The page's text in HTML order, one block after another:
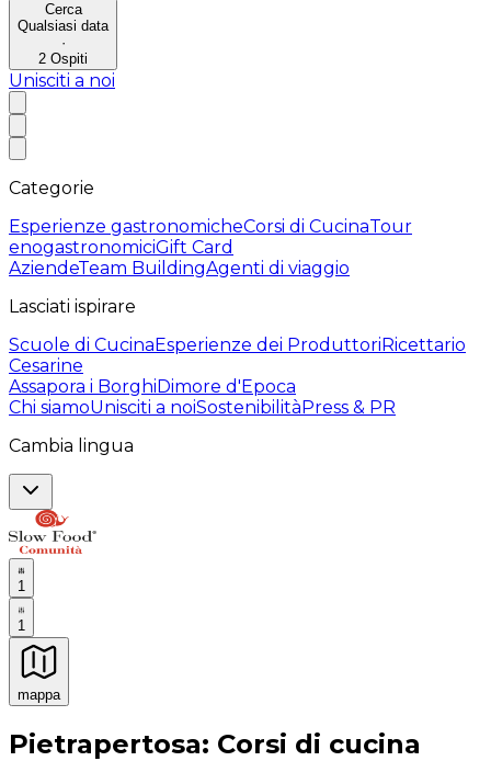
Cerca
Qualsiasi data
·
2 Ospiti
Unisciti a noi
Categorie
Esperienze gastronomicheCorsi di CucinaTour
enogastronomiciGift Card
AziendeTeam BuildingAgenti di viaggio
Lasciati ispirare
Scuole di CucinaEsperienze dei ProduttoriRicettario
Cesarine
Assapora i BorghiDimore d'Epoca
Chi siamoUnisciti a noiSostenibilitàPress & PR
Cambia lingua
1
1
mappa
Esperienze culinarie indimenticabili: Esperienze
Pietrapertosa: Corsi di cucina